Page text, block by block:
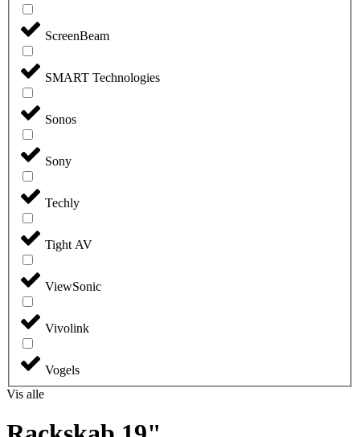
ScreenBeam
SMART Technologies
Sonos
Sony
Techly
Tight AV
ViewSonic
Vivolink
Vogels
Vis alle